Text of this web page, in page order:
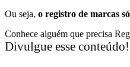
Ou seja, o registro de marcas
Conhece alguém que precisa
Divulgue esse conteúdo!